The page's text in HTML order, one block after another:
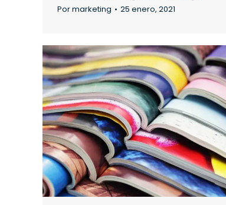
Pormarketing 25 enero, 2021